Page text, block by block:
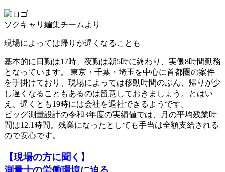
ソクキャリ編集チームより
現場によっては帰りが遅くなることも
基本的に日勤は17時、夜勤は朝5時に終わり、実働8時間勤務
となっています。 東京・千葉・埼玉を中心に首都圏の案件
を手掛けており、現場によっては移動時間のぶん、帰りが少
し遅くなることもあるのは留意しておきましょう。とはい
え、遅くとも19時には会社を退社できるようです。
ビッグ測量設計の令和3年度の実績値では、
月の平均残業時
間は12.1時間。残業になったとしても手当は全額支給される
ので安心です。
【現場の方に聞く】